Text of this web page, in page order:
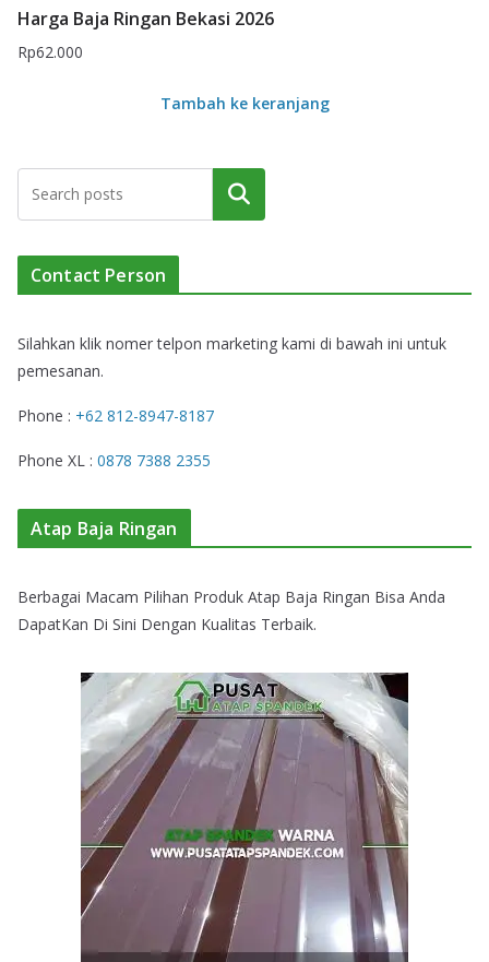
Harga Baja Ringan Bekasi 2026
Rp62.000
Tambah ke keranjang
Cari
Contact Person
Silahkan klik nomer telpon marketing kami di bawah ini untuk
pemesanan.
Phone : +62 812-8947-8187
Phone XL : 0878 7388 2355
Atap Baja Ringan
Berbagai Macam Pilihan Produk Atap Baja Ringan Bisa Anda
DapatKan Di Sini Dengan Kualitas Terbaik.